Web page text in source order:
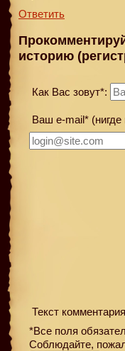
Ответить
историю
Как Вас зовут*:
Ваш e-mail* (нигде
Текст
*Все поля
Соблюдайте,